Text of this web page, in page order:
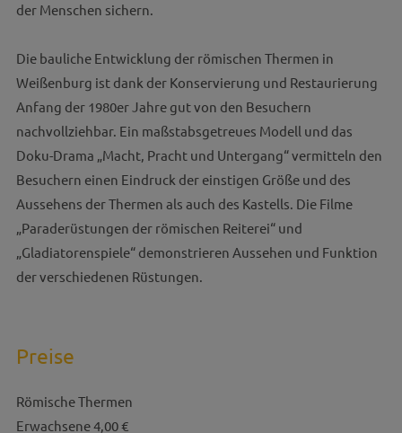
der Menschen sichern.
Die bauliche Entwicklung der römischen Thermen in
Weißenburg ist dank der Konservierung und Restaurierung
Anfang der 1980er Jahre gut von den Besuchern
nachvollziehbar. Ein maßstabsgetreues Modell und das
Doku-Drama „Macht, Pracht und Untergang“ vermitteln den
Besuchern einen Eindruck der einstigen Größe und des
Aussehens der Thermen als auch des Kastells. Die Filme
„Paraderüstungen der römischen Reiterei“ und
„Gladiatorenspiele“ demonstrieren Aussehen und Funktion
der verschiedenen Rüstungen.
Preise
Römische Thermen
Erwachsene 4,00 €